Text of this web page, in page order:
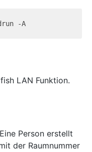
LAN Funktion.
Person erstellt
der Raumnummer